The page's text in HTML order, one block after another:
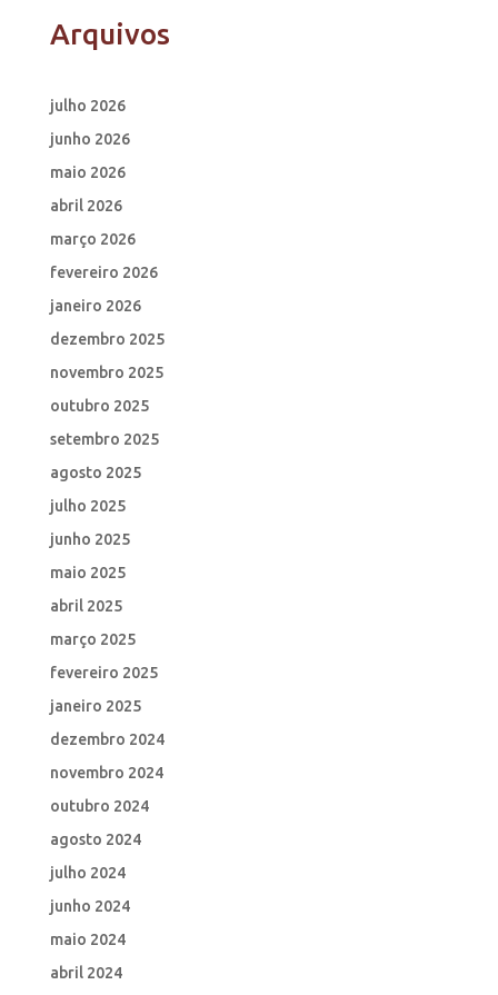
Arquivos
julho 2026
junho 2026
maio 2026
abril 2026
março 2026
fevereiro 2026
janeiro 2026
dezembro 2025
novembro 2025
outubro 2025
setembro 2025
agosto 2025
julho 2025
junho 2025
maio 2025
abril 2025
março 2025
fevereiro 2025
janeiro 2025
dezembro 2024
novembro 2024
outubro 2024
agosto 2024
julho 2024
junho 2024
maio 2024
abril 2024